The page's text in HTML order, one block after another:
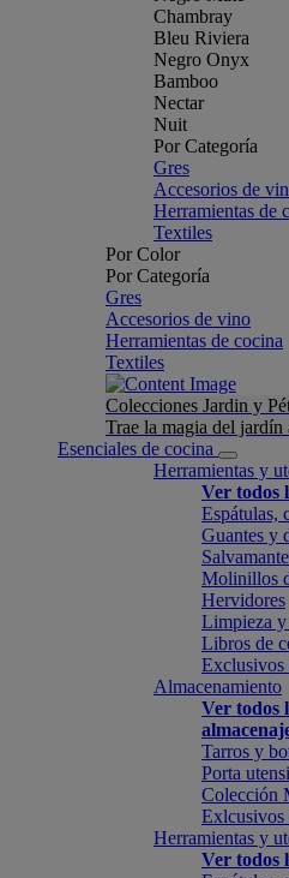
Chambray
Bleu Riviera
Negro Onyx
Bamboo
Nectar
Nuit
Por Categoría
Gres
Accesorios de
Herramientas de
Textiles
Por Color
Por Categoría
Gres
Accesorios de vino
Herramientas de cocina
Textiles
Colecciones Jardin y
Trae la magia del jardín
Esenciales de cocina
Herramientas y
Ver todos
Espátulas,
Guantes y
Molinillos
Hervidores
Limpieza
Libros de
Exclusivos
Almacenamiento
Ver todos
Tarros y
Porta
Colección
Exlcusivos
Herramientas y
Ver todos